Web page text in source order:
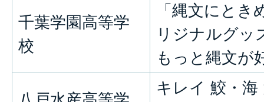
千葉学園高等学
校
「縄文にとき
リジナルグッ
もっと縄文が
キレイ 鮫・海